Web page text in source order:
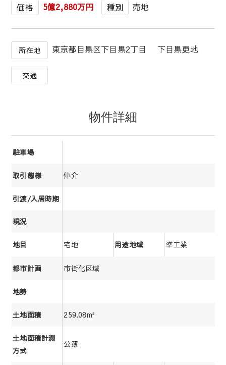
価格 5億2,880万円 種別 売地
所在地 東京都目黒区下目黒2丁目 下目黒更地
交通
物件詳細
駐車場
取引態様 仲介
引渡/入居時期
現況
地目 宅地 用途地域 準工業
都市計画 市街化区域
地勢
土地面積 259.08m²
土地面積計測
方式
公簿